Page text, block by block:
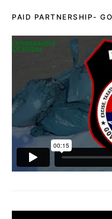
PAID PARTNERSHIP-